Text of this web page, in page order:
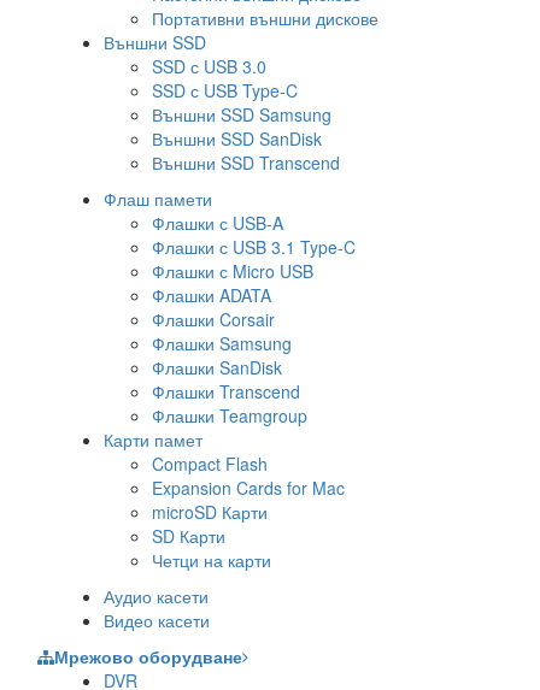
Портативни външни дискове
Външни SSD
SSD с USB 3.0
SSD с USB Type-C
Външни SSD Samsung
Външни SSD SanDisk
Външни SSD Transcend
Флаш памети
Флашки с USB-A
Флашки с USB 3.1 Type-C
Флашки с Micro USB
Флашки ADATA
Флашки Corsair
Флашки Samsung
Флашки SanDisk
Флашки Transcend
Флашки Teamgroup
Карти памет
Compact Flash
Expansion Cards for Mac
microSD Карти
SD Карти
Четци на карти
Аудио касети
Видео касети
Мрежово оборудване
DVR